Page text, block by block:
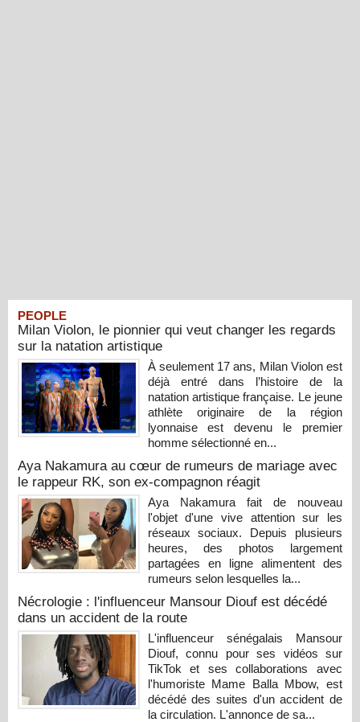
PEOPLE
Milan Violon, le pionnier qui veut changer les regards
sur la natation artistique
À seulement 17 ans, Milan Violon est
déjà entré dans l’histoire de la
natation artistique française. Le jeune
athlète originaire de la région
lyonnaise est devenu le premier
homme sélectionné en...
Aya Nakamura au cœur de rumeurs de mariage avec
le rappeur RK, son ex-compagnon réagit
Aya Nakamura fait de nouveau
l'objet d'une vive attention sur les
réseaux sociaux. Depuis plusieurs
heures, des photos largement
partagées en ligne alimentent des
rumeurs selon lesquelles la...
Nécrologie : l'influenceur Mansour Diouf est décédé
dans un accident de la route
L'influenceur sénégalais Mansour
Diouf, connu pour ses vidéos sur
TikTok et ses collaborations avec
l'humoriste Mame Balla Mbow, est
décédé des suites d'un accident de
la circulation. L'annonce de sa...